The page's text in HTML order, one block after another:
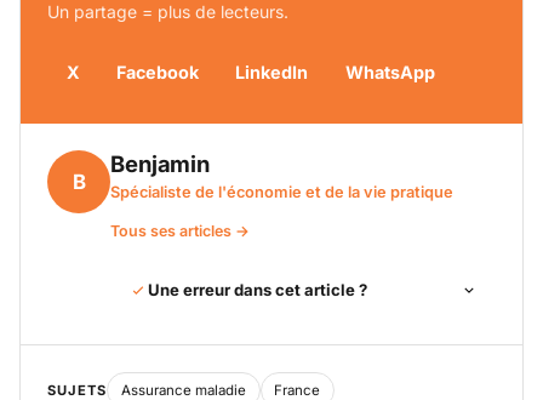
Un partage = plus de lecteurs.
X Facebook LinkedIn WhatsApp
B
Benjamin
Spécialiste de l'économie et de la vie pratique
Tous ses articles →
Une erreur dans cet article ?
SUJETS Assurance maladie France